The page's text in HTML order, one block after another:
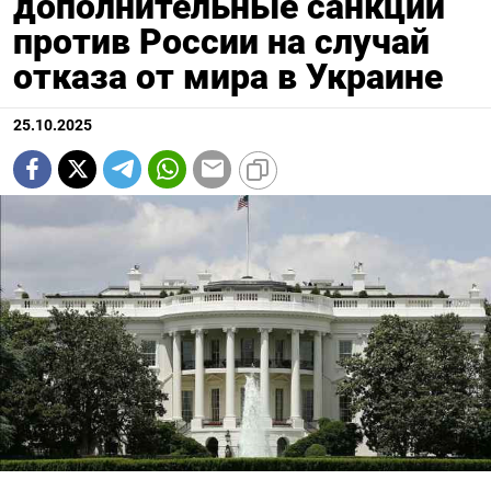
против России на случай
отказа от мира в Украине
25.10.2025